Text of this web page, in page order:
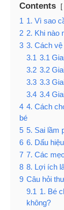
Contents
1 1. Vì sao
2 2. Khi nào
3 3. Cách
3.1 3.1
3.2 3.2
3.3 3.3
3.4 3.4
4 4. Cách
bé
5 5. Sai lầm
6 6. Dấu
7 7. Các
8 8. Lợi ích
9 Câu hỏi
9.1 1. Bé
không?